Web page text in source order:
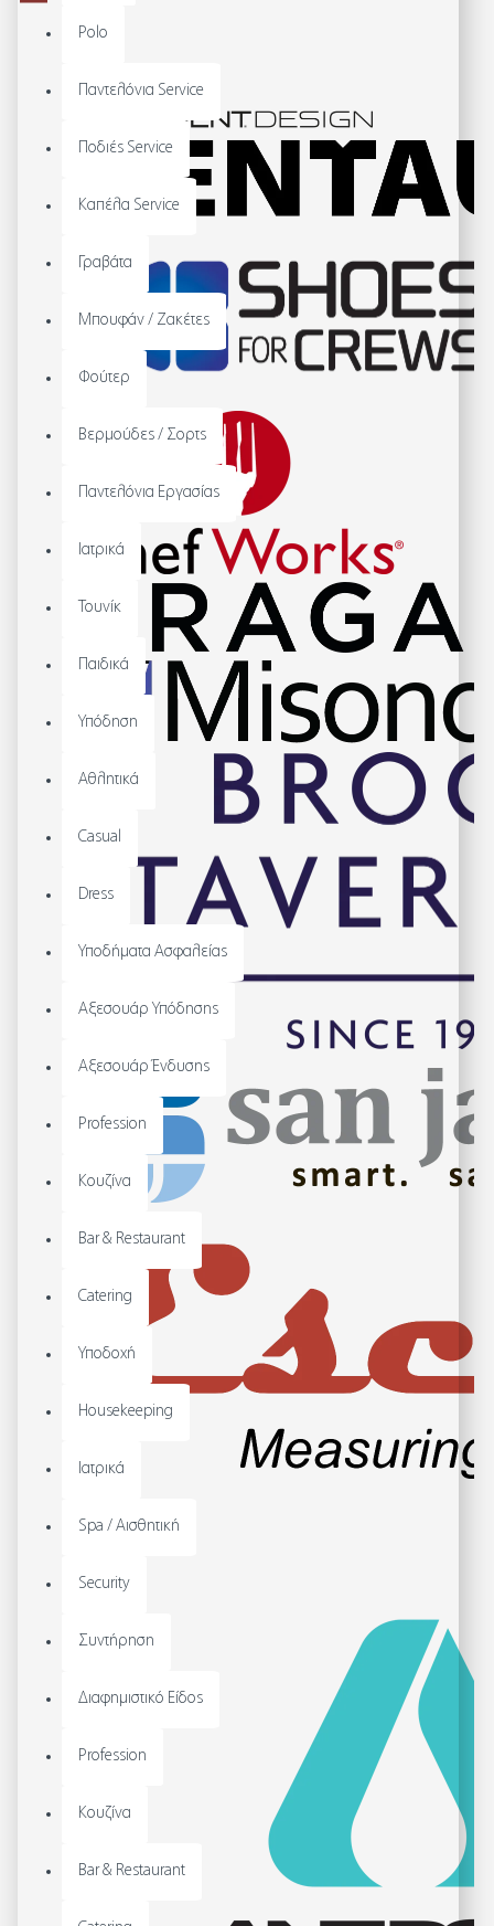
Polo
Παντελόνια Service
Ποδιές Service
Καπέλα Service
Γραβάτα
Μπουφάν / Ζακέτες
Φούτερ
Βερμούδες / Σορτς
Παντελόνια Εργασίας
Ιατρικά
Τουνίκ
Παιδικά
Υπόδηση
Αθλητικά
Casual
Dress
Υποδήματα Ασφαλείας
Αξεσουάρ Υπόδησης
Αξεσουάρ Ένδυσης
Profession
Κουζίνα
Bar & Restaurant
Catering
Υποδοχή
Housekeeping
Ιατρικά
Spa / Αισθητική
Security
Συντήρηση
Διαφημιστικό Είδος
Profession
Κουζίνα
Bar & Restaurant